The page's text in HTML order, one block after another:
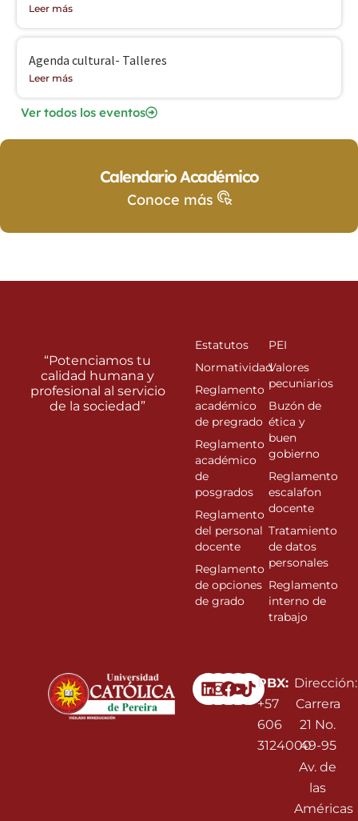
Leer más
Agenda cultural- Talleres
Leer más
Ver todos los eventos
Calendario Académico
Conoce más
Linkedin
Instagram
Facebook
Youtube
PBX:
+57
606
3124000
Dirección:
Carrera
21 No.
49-95
Av. de
las
Américas
“Potenciamos tu
calidad humana y
profesional al servicio
de la sociedad”
Estatutos
Normatividad
Reglamento
académico
de pregrado
Reglamento
académico
de
posgrados
Reglamento
del personal
docente
Reglamento
de opciones
de grado
PEI
Valores
pecuniarios
Buzón de
ética y
buen
gobierno
Reglamento
escalafon
docente
Tratamiento
de datos
personales
Reglamento
interno de
trabajo